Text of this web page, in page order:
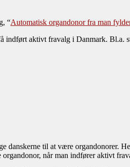
“Automatisk organdonor fra man
indført aktivt fravalg i Danmark. Bl.a.
danskerne til at være organdonorer.
når man indfører aktivt